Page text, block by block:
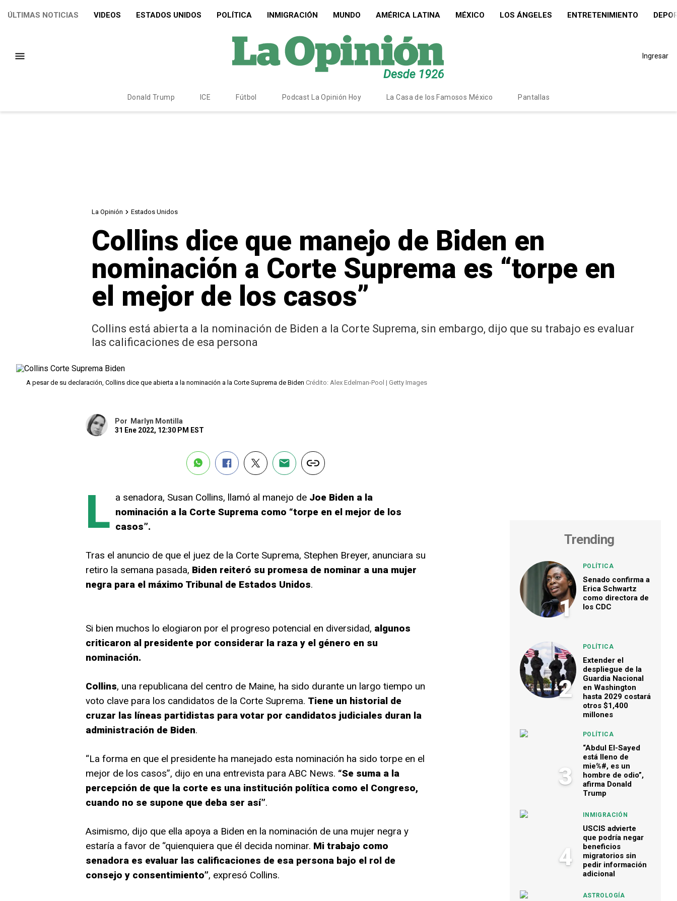
ÚLTIMAS NOTICIAS VIDEOS ESTADOS UNIDOS POLÍTICA INMIGRACIÓN MUNDO AMÉRICA LATINA MÉXICO LOS ÁNGELES ENTRETENIMIENTO
Ingresar
Donald Trump ICE Fútbol Podcast La Opinión Hoy La Casa de los Famosos México Pantallas
La Opinión Estados Unidos
Collins dice que manejo de Biden en
nominación a Corte Suprema es “torpe en
el mejor de los casos”
Collins está abierta a la nominación de Biden a la Corte Suprema, sin embargo, dijo que su trabajo es evaluar
las calificaciones de esa persona
A pesar de su declaración, Collins dice que abierta a la nominación a la Corte Suprema de Biden Crédito: Alex Edelman-Pool | Getty Images
Por
Marlyn Montilla
31 Ene 2022, 12:30 PM EST
L a senadora, Susan Collins, llamó al manejo de Joe Biden a la
nominación a la Corte Suprema como “torpe en el mejor de los
casos”.
Tras el anuncio de que el juez de la Corte Suprema, Stephen Breyer, anunciara su
retiro la semana pasada, Biden reiteró su promesa de nominar a una mujer
negra para el máximo Tribunal de Estados Unidos.
Si bien muchos lo elogiaron por el progreso potencial en diversidad, algunos
criticaron al presidente por considerar la raza y el género en su
nominación.
Collins, una republicana del centro de Maine, ha sido durante un largo tiempo un
voto clave para los candidatos de la Corte Suprema. Tiene un historial de
cruzar las líneas partidistas para votar por candidatos judiciales duran la
administración de Biden.
“La forma en que el presidente ha manejado esta nominación ha sido torpe en el
mejor de los casos”, dijo en una entrevista para ABC News. “Se suma a la
percepción de que la corte es una institución política como el Congreso,
cuando no se supone que deba ser así”.
Asimismo, dijo que ella apoya a Biden en la nominación de una mujer negra y
estaría a favor de “quienquiera que él decida nominar. Mi trabajo como
senadora es evaluar las calificaciones de esa persona bajo el rol de
consejo y consentimiento”, expresó Collins.
Trending
1
POLÍTICA
Senado confirma a
Erica Schwartz
como directora de
los CDC
2
POLÍTICA
Extender el
despliegue de la
Guardia Nacional
en Washington
hasta 2029 costará
otros $1,400
millones
3
POLÍTICA
“Abdul El-Sayed
está lleno de
mie%#, es un
hombre de odio”,
afirma Donald
Trump
4
INMIGRACIÓN
USCIS advierte
que podría negar
beneficios
migratorios sin
pedir información
adicional
ASTROLOGÍA